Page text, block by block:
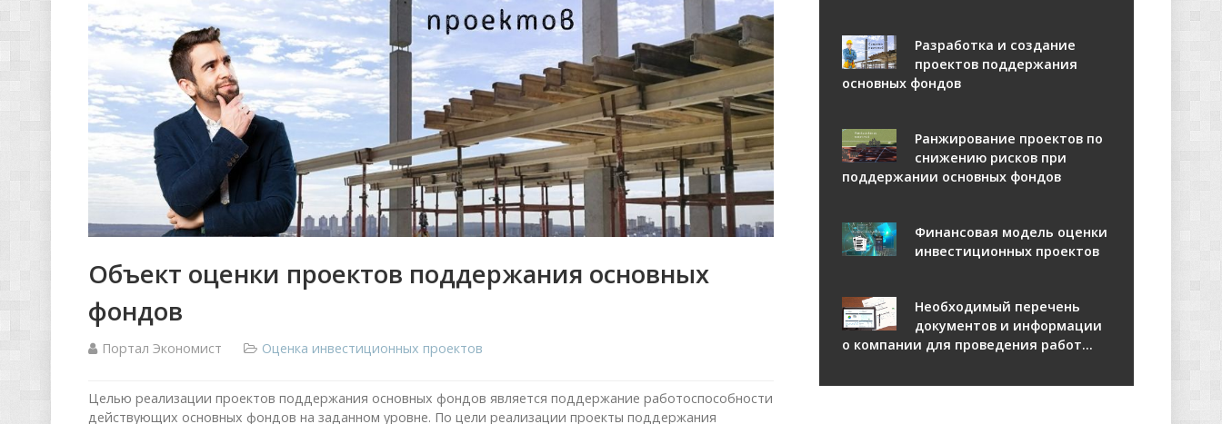
Объект оценки проектов поддержания основных
фондов
Портал Экономист Оценка инвестиционных проектов
Целью реализации проектов поддержания основных фондов является поддержание работоспособности
действующих основных фондов на заданном уровне. По цели реализации проекты поддержания
Разработка и создание
проектов поддержания
основных фондов
Ранжирование проектов по
снижению рисков при
поддержании основных фондов
Финансовая модель оценки
инвестиционных проектов
Необходимый перечень
документов и информации
о компании для проведения работ...